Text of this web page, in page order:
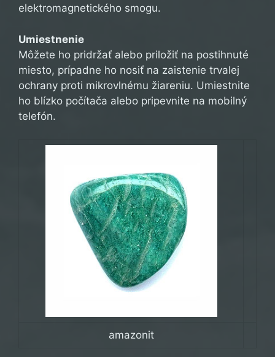
elektromagnetického smogu.
Umiestnenie
Môžete ho pridržať alebo priložiť na postihnuté
miesto, prípadne ho nosiť na zaistenie trvalej
ochrany proti mikrovlnému žiareniu. Umiestnite
ho blízko počítača alebo pripevnite na mobilný
telefón.
amazonit